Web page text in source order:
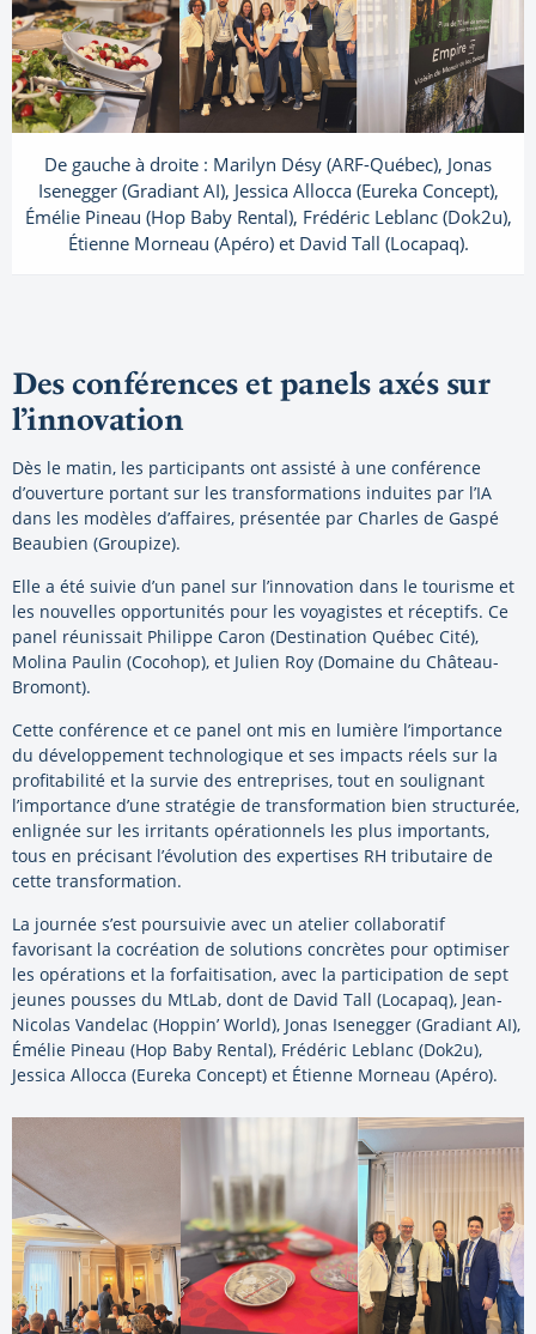
De gauche à droite : Marilyn Désy (ARF-Québec), Jonas
Isenegger (Gradiant AI), Jessica Allocca (Eureka Concept),
Émélie Pineau (Hop Baby Rental), Frédéric Leblanc (Dok2u),
Étienne Morneau (Apéro) et David Tall (Locapaq).
Des conférences et panels axés sur
l’innovation
Dès le matin, les participants ont assisté à une conférence
d’ouverture portant sur les transformations induites par l’IA
dans les modèles d’affaires, présentée par Charles de Gaspé
Beaubien (Groupize).
Elle a été suivie d’un panel sur l’innovation dans le tourisme et
les nouvelles opportunités pour les voyagistes et réceptifs. Ce
panel réunissait Philippe Caron (Destination Québec Cité),
Molina Paulin (Cocohop), et Julien Roy (Domaine du Château-
Bromont).
Cette conférence et ce panel ont mis en lumière l’importance
du développement technologique et ses impacts réels sur la
profitabilité et la survie des entreprises, tout en soulignant
l’importance d’une stratégie de transformation bien structurée,
enlignée sur les irritants opérationnels les plus importants,
tous en précisant l’évolution des expertises RH tributaire de
cette transformation.
La journée s’est poursuivie avec un atelier collaboratif
favorisant la cocréation de solutions concrètes pour optimiser
les opérations et la forfaitisation, avec la participation de sept
jeunes pousses du MtLab, dont de David Tall (Locapaq), Jean-
Nicolas Vandelac (Hoppin’ World), Jonas Isenegger (Gradiant AI),
Émélie Pineau (Hop Baby Rental), Frédéric Leblanc (Dok2u),
Jessica Allocca (Eureka Concept) et Étienne Morneau (Apéro).